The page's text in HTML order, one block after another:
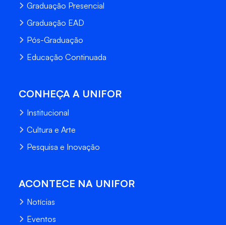
Graduação Presencial
Graduação EAD
Pós-Graduação
Educação Continuada
CONHEÇA A UNIFOR
Institucional
Cultura e Arte
Pesquisa e Inovação
ACONTECE NA UNIFOR
Notícias
Eventos